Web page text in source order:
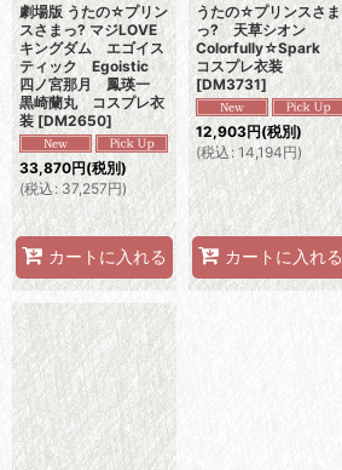
劇場版 うたの☆プリン
スさまっ? マジLOVE
キングダム エゴイス
ティック Egoistic
四ノ宮那月 鳳瑛一
黒崎蘭丸 コスプレ衣
装 [DM2650]
33,870円(税別)
(税込: 37,257円)
カートに入れる
うたの☆プリンスさま
っ? 天草シオン
Colorfully☆Spark
コスプレ衣装
[DM3731]
12,903円(税別)
(税込: 14,194円)
カートに入れる